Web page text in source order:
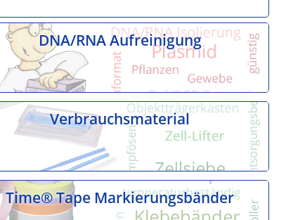
DNA/RNA Aufreinigung
Verbrauchsmaterial
Time® Tape Markierungsbänder